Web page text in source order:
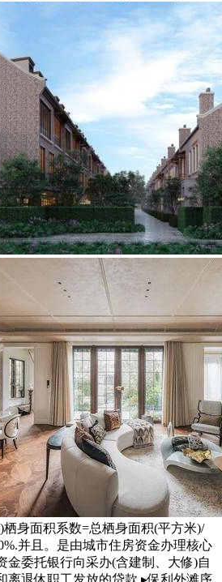
身面积系数=总栖身面积(平方米)/
并且。是由城市住房资金办理核心
金委托银行向采办(含建制、大修)自
离退休职工发放的贷款.▸保利外滩序